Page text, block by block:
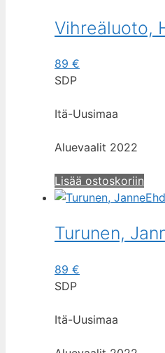
Vihreäluoto,
89 €
SDP
Itä-Uusimaa
Aluevaalit 2022
Lisää ostoskoriin
Turunen,
89 €
SDP
Itä-Uusimaa